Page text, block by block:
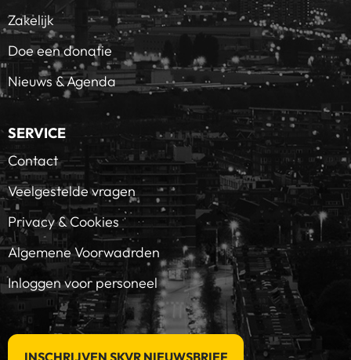
Zakelijk
Doe een donatie
Nieuws & Agenda
SERVICE
Contact
Veelgestelde vragen
Privacy & Cookies
Algemene Voorwaarden
Inloggen voor personeel